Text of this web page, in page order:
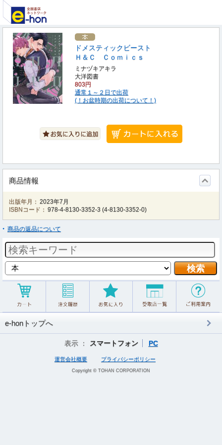
ドメスティックビースト
Ｈ＆Ｃ Ｃｏｍｉｃｓ
ミナヅキアキラ
大洋図書
803円
通常１～２日で出荷
(！お盆時期の出荷について！)
商品情報
出版年月： 2023年7月
ISBNコード： 978-4-8130-3352-3 (4-8130-3352-0)
商品の返品について
e-honトップへ
表示 ： スマートフォン PC
運営会社概要 プライバシーポリシー
Copyright © TOHAN CORPORATION